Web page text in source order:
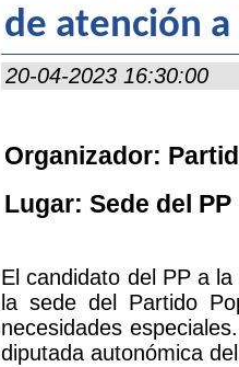
de atención a
20-04-2023 16:30:00
Organizador:
Lugar: Sede del
El candidato del PP a
la sede del Partido
necesidades
diputada autonómica